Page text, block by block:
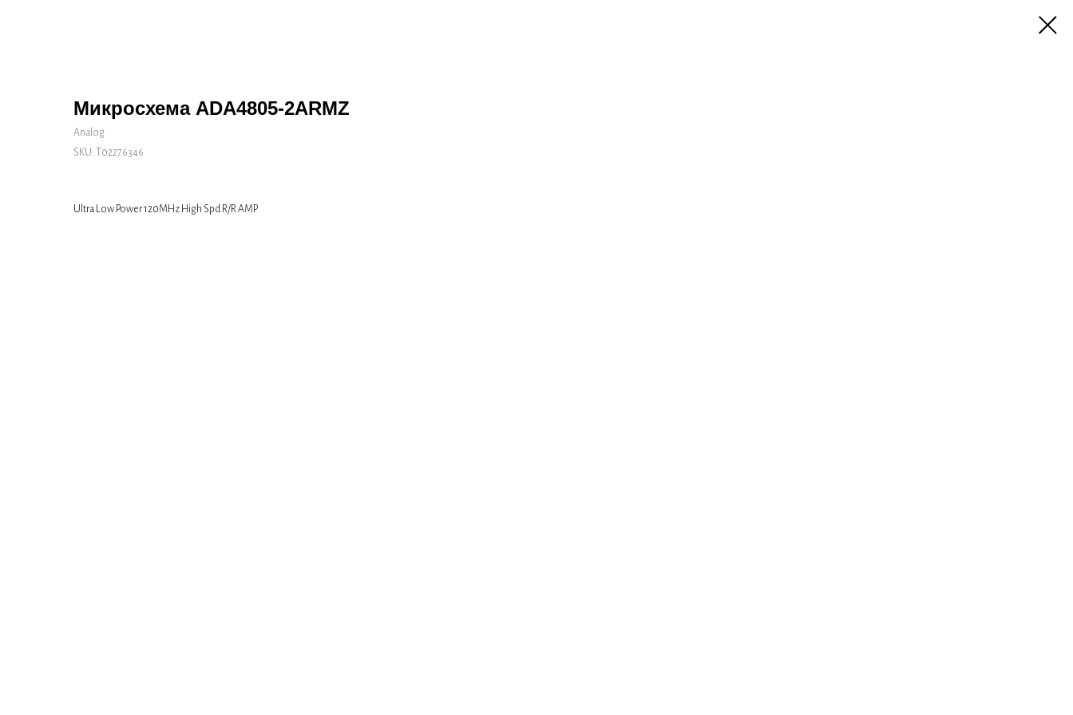
Микросхема ADA4805-2ARMZ
Analog
SKU:
Т02276346
Ultra Low Power 120MHz High Spd R/R AMP